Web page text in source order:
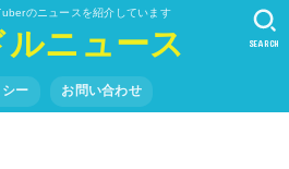
のニュースを紹介しています
ルニュース
ー お問い合わせ
SEARCH